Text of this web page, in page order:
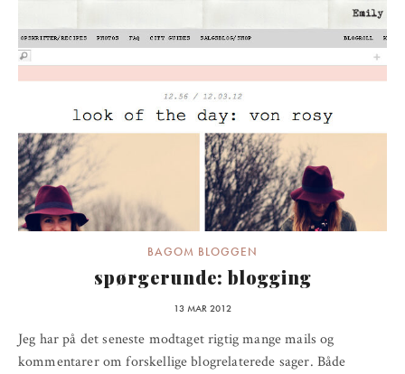
BAGOM BLOGGEN
spørgerunde: blogging
13 MAR 2012
Jeg har på det seneste modtaget rigtig mange mails og
kommentarer om forskellige blogrelaterede sager. Både